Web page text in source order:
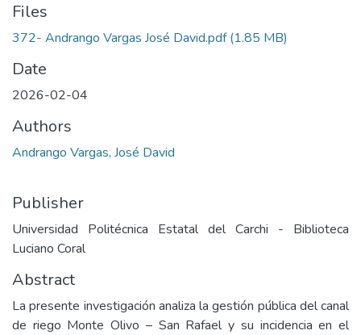
Files
372- Andrango Vargas José David.pdf(1.85 MB)
Date
2026-02-04
Authors
Andrango Vargas, José David
Publisher
Universidad Politécnica Estatal del Carchi - Biblioteca
Luciano Coral
Abstract
La presente investigación analiza la gestión pública del canal
de riego Monte Olivo – San Rafael y su incidencia en el